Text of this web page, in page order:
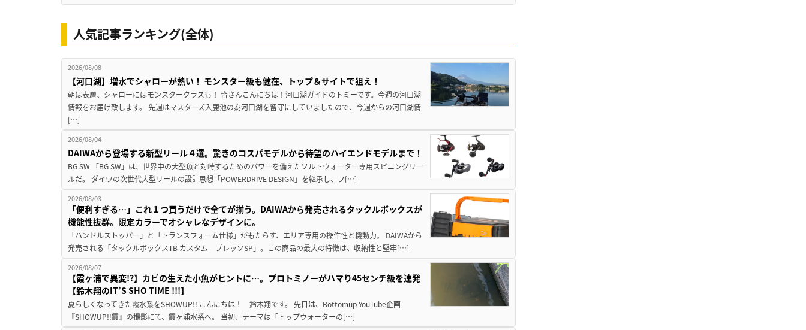
人気記事ランキング(全体)
2026/08/08
【河口湖】増水でシャローが熱い！ モンスター級も健在、トップ＆サイトで狙え！
朝は表層、シャローにはモンスタークラスも！ 皆さんこんにちは！河口湖ガイドのトミーです。今週の河口湖
情報をお届け致します。 先週はマスターズ入鹿池の為河口湖を留守にしていましたので、今週からの河口湖情
[…]
2026/08/04
DAIWAから登場する新型リール４選。驚きのコスパモデルから待望のハイエンドモデルまで！
BG SW 「BG SW」は、世界中の大型魚と対峙するためのパワーを備えたソルトウォーター専用スピニングリー
ルだ。 ダイワの次世代大型リールの設計思想「POWERDRIVE DESIGN」を継承し、フ[…]
2026/08/03
「便利すぎる…」これ１つ買うだけで全てが揃う。DAIWAから発売されるタックルボックスが
機能性抜群。限定カラーでオシャレなデザインに。
「ハンドルストッパー」と「トランスフォーム仕様」がもたらす、エリア専用の操作性と機動力。 DAIWAから
発売される「タックルボックスTB カスタム プレッソSP」。この商品の最大の特徴は、収納性と堅牢[…]
2026/08/07
【霞ヶ浦で異変!?】カビの生えた小魚がヒントに…。プロトミノーがハマり45センチ級を連発
【鈴木翔のIT’S SHO TIME !!!】
夏らしくなってきた霞水系をSHOWUP!! こんにちは！ 鈴木翔です。 先日は、Bottomup YouTube企画
『SHOWUP!!霞』の撮影にて、霞ヶ浦水系へ。 当初、テーマは「トップウォーターの[…]